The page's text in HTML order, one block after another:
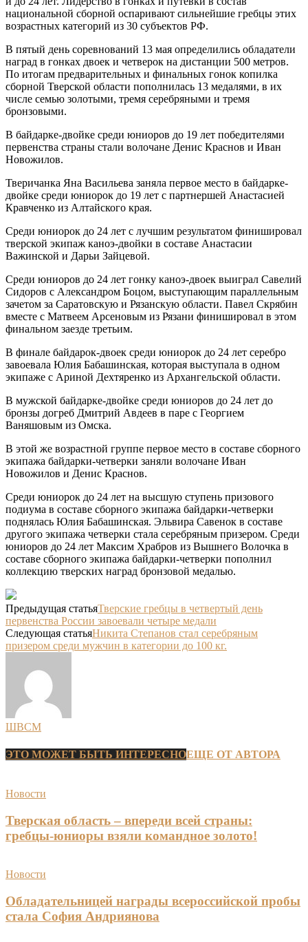
национальной сборной оспаривают сильнейшие гребцы этих
возрастных категорий из 30 субъектов РФ.
В пятый день соревнований 13 мая определились обладатели
наград в гонках двоек и четверок на дистанции 500 метров.
По итогам предварительных и финальных гонок копилка
сборной Тверской области пополнилась 13 медалями, в их
числе семью золотыми, тремя серебряными и тремя
бронзовыми.
В байдарке-двойке среди юниоров до 19 лет победителями
первенства страны стали волочане Денис Краснов и Иван
Новожилов.
Тверичанка Яна Васильева заняла первое место в байдарке-
двойке среди юниорок до 19 лет с партнершей Анастасией
Кравченко из Алтайского края.
Среди юниорок до 24 лет с лучшим результатом финишировал
тверской экипаж каноэ-двойки в составе Анастасии
Важинской и Дарьи Зайцевой.
Среди юниоров до 24 лет гонку каноэ-двоек выиграл Савелий
Сидоров с Александром Боцом, выступающим параллельным
зачетом за Саратовскую и Рязанскую области. Павел Скрябин
вместе с Матвеем Арсеновым из Рязани финишировал в этом
финальном заезде третьим.
В финале байдарок-двоек среди юниорок до 24 лет серебро
завоевала Юлия Бабашинская, которая выступала в одном
экипаже с Ариной Дехтяренко из Архангельской области.
В мужской байдарке-двойке среди юниоров до 24 лет до
бронзы догреб Дмитрий Авдеев в паре с Георгием
Ваняшовым из Омска.
В этой же возрастной группе первое место в составе сборного
экипажа байдарки-четверки заняли волочане Иван
Новожилов и Денис Краснов.
Среди юниорок до 24 лет на высшую ступень призового
подиума в составе сборного экипажа байдарки-четверки
поднялась Юлия Бабашинская. Эльвира Савенок в составе
другого экипажа четверки стала серебряным призером. Среди
юниоров до 24 лет Максим Храбров из Вышнего Волочка в
составе сборного экипажа байдарки-четверки пополнил
коллекцию тверских наград бронзовой медалью.
Предыдущая статьяТверские гребцы в четвертый день
первенства России завоевали четыре медали
Следующая статьяНикита Степанов стал серебряным
призером среди мужчин в категории до 100 кг.
ШВСМ
ЭТО МОЖЕТ БЫТЬ ИНТЕРЕСНОЕЩЕ ОТ АВТОРА
Новости
Тверская область – впереди всей страны:
гребцы-юниоры взяли командное золото!
Новости
Обладательницей награды всероссийской пробы
стала София Андриянова